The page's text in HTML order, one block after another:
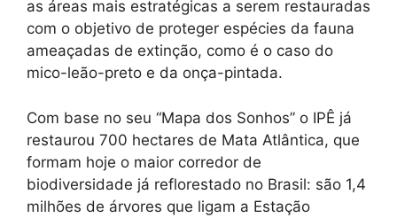
as áreas mais estratégicas a serem restauradas
com o objetivo de proteger espécies da fauna
ameaçadas de extinção, como é o caso do
mico-leão-preto e da onça-pintada.
Com base no seu “Mapa dos Sonhos” o IPÊ já
restaurou 700 hectares de Mata Atlântica, que
formam hoje o maior corredor de
biodiversidade já reflorestado no Brasil: são 1,4
milhões de árvores que ligam a Estação